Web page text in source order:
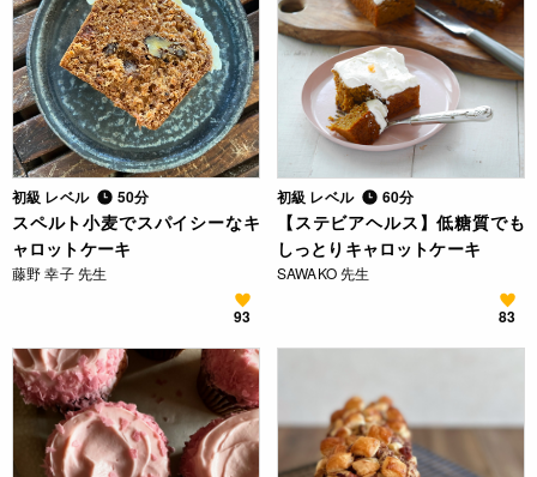
初級 レベル 50分
スペルト小麦でスパイシーなキ
ャロットケーキ
藤野 幸子 先生
93
初級 レベル 60分
【ステビアヘルス】低糖質でも
しっとりキャロットケーキ
SAWAKO 先生
83